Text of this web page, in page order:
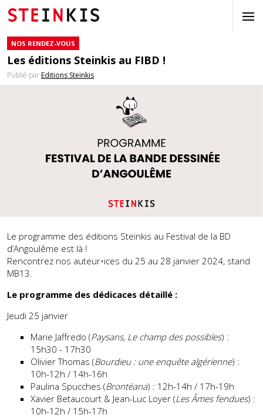
NOS RENDEZ-VOUS
Les éditions Steinkis au FIBD !
Publié parEditions Steinkis
Le programme des éditions Steinkis au Festival de la BD
d’Angoulême est là !
Rencontrez nos auteur•ices du 25 au 28 janvier 2024, stand
MB13.
Le programme des dédicaces détaillé :
Jeudi 25 janvier
Marie Jaffredo (Paysans, Le champ des possibles) :
15h30 - 17h30
Olivier Thomas (Bourdieu : une enquête algérienne) :
10h-12h / 14h-16h
Paulina Spucches (Brontëana) : 12h-14h / 17h-19h
Xavier Betaucourt & Jean-Luc Loyer (Les Âmes fendues) :
10h-12h / 15h-17h